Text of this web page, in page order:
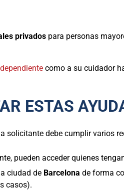
privados para personas
como a su cuidador
ESTAS
solicitante debe cumplir varios
pueden acceder quienes
ciudad de Barcelona de forma
casos).